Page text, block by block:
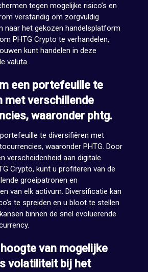
tegen mogelijke risico’s en
verstandig om zorgvuldig
naar het gekozen handelsplatform
PHTG Crypto te verhandelen,
kunt handelen in deze
valuta.
een portefeuille te
met verschillende
waaronder phtg.
te diversifiëren met
waaronder PHTG. Door
verscheidenheid aan digitale
Crypto, kunt u profiteren van de
groeipatronen en
van elk activum. Diversificatie kan
te spreiden en u bloot te stellen
binnen de snel evoluerende
van mogelijke
volatiliteit bij het